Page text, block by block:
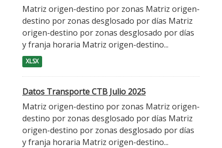
Matriz origen-destino por zonas Matriz origen-
destino por zonas desglosado por días Matriz
origen-destino por zonas desglosado por días
y franja horaria Matriz origen-destino...
XLSX
Datos Transporte CTB Julio 2025
Matriz origen-destino por zonas Matriz origen-
destino por zonas desglosado por días Matriz
origen-destino por zonas desglosado por días
y franja horaria Matriz origen-destino...